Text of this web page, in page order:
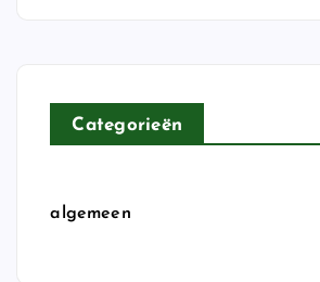
Categorieën
algemeen